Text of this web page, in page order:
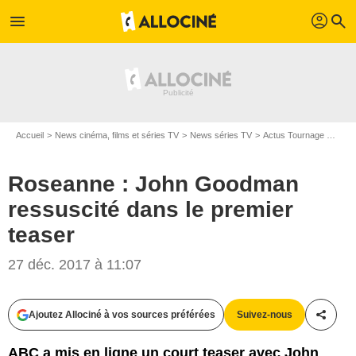
menu profil search
Accueil News cinéma, films et séries TV News séries TV Actus Tournage Séries TV
Roseanne : John Goodman
ressuscité dans le premier
teaser
27 déc. 2017 à 11:07
Ajoutez Allociné à vos sources préférées Suivez-nous
ABC a mis en ligne un court teaser avec John